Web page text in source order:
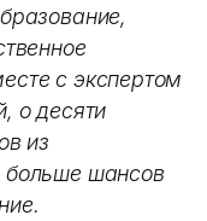
с экспертом
о десяти
из
больше шансов